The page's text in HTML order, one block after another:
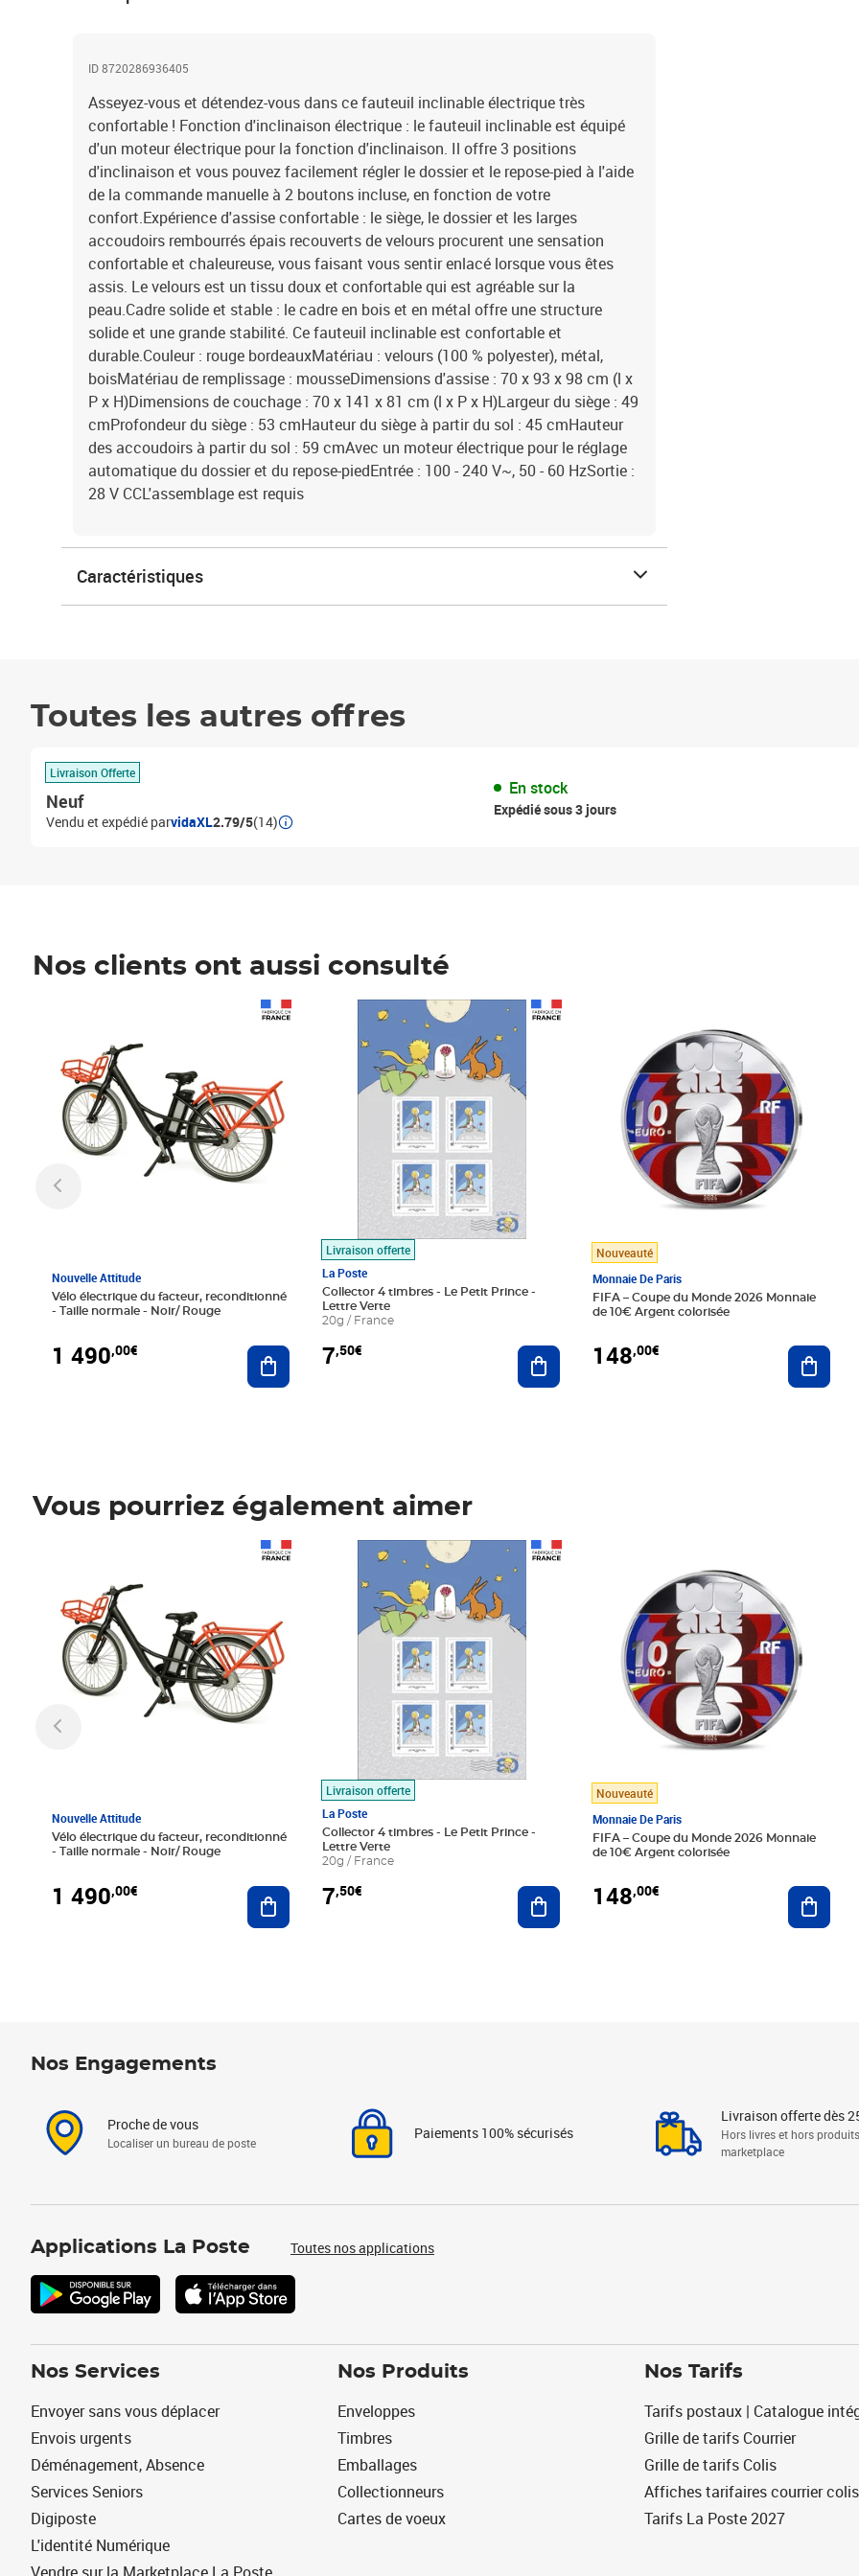
ID 8720286936405
Asseyez-vous et détendez-vous dans ce fauteuil inclinable électrique très
confortable ! Fonction d'inclinaison électrique : le fauteuil inclinable est équipé
d'un moteur électrique pour la fonction d'inclinaison. Il offre 3 positions
d'inclinaison et vous pouvez facilement régler le dossier et le repose-pied à l'aide
de la commande manuelle à 2 boutons incluse, en fonction de votre
confort.Expérience d'assise confortable : le siège, le dossier et les larges
accoudoirs rembourrés épais recouverts de velours procurent une sensation
confortable et chaleureuse, vous faisant vous sentir enlacé lorsque vous êtes
assis. Le velours est un tissu doux et confortable qui est agréable sur la
peau.Cadre solide et stable : le cadre en bois et en métal offre une structure
solide et une grande stabilité. Ce fauteuil inclinable est confortable et
durable.Couleur : rouge bordeauxMatériau : velours (100 % polyester), métal,
boisMatériau de remplissage : mousseDimensions d'assise : 70 x 93 x 98 cm (l x
P x H)Dimensions de couchage : 70 x 141 x 81 cm (l x P x H)Largeur du siège : 49
cmProfondeur du siège : 53 cmHauteur du siège à partir du sol : 45 cmHauteur
des accoudoirs à partir du sol : 59 cmAvec un moteur électrique pour le réglage
automatique du dossier et du repose-piedEntrée : 100 - 240 V~, 50 - 60 HzSortie :
28 V CCL'assemblage est requis
Caractéristiques
Toutes les autres offres
Livraison Offerte
Neuf
Vendu et expédié parvidaXL2.79/5(14)
En stock
Expédié sous 3 jours
Nos clients ont aussi consulté
Nouvelle Attitude
Vélo électrique du facteur, reconditionné
- Taille normale - Noir/ Rouge
1 490,00€ Ajouter au panier
Livraison offerte
La Poste
Collector 4 timbres - Le Petit Prince -
Lettre Verte
20g / France
7,50€
Prix 7,50€
Ajouter au panier
Nouveauté
Monnaie De Paris
FIFA – Coupe du Monde 2026 Monnaie
de 10€ Argent colorisée
148,00€
Vous pourriez également aimer
Nouvelle Attitude
Vélo électrique du facteur, reconditionné
- Taille normale - Noir/ Rouge
1 490,00€ Ajouter au panier
Livraison offerte
La Poste
Collector 4 timbres - Le Petit Prince -
Lettre Verte
20g / France
7,50€
Prix 7,50€
Ajouter au panier
Nouveauté
Monnaie De Paris
FIFA – Coupe du Monde 2026 Monnaie
de 10€ Argent colorisée
148,00€
Nos Engagements
Proche de vous
Localiser un bureau de poste
Paiements 100% sécurisés
Livraison offerte dès
Hors livres et hors produits
marketplace
Applications La Poste Toutes nos applications
Nos Services
Envoyer sans vous déplacer
Envois urgents
Déménagement, Absence
Services Seniors
Digiposte
L'identité Numérique
Nos Produits
Enveloppes
Timbres
Emballages
Collectionneurs
Cartes de voeux
Nos Tarifs
Tarifs postaux | Catalogue
Grille de tarifs Courrier
Grille de tarifs Colis
Affiches tarifaires courrier colis
Tarifs La Poste 2027